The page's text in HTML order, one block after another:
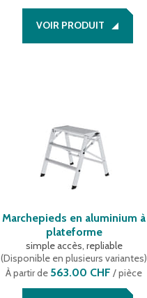
VOIR PRODUIT
Marchepieds en aluminium à
plateforme
simple accès, repliable
(Disponible en plusieurs variantes)
À partir de 563.00 CHF / pièce